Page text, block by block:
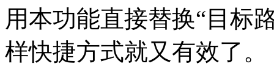
用本功能直接替换“目标
样快捷方式就又有效了。